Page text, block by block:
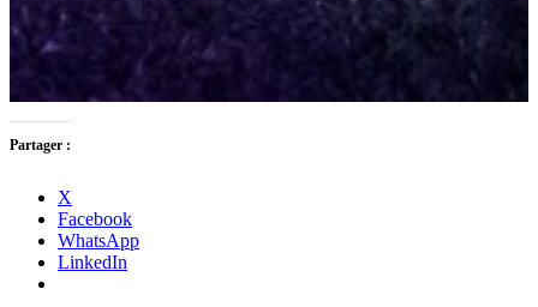
Partager :
X
Facebook
WhatsApp
LinkedIn